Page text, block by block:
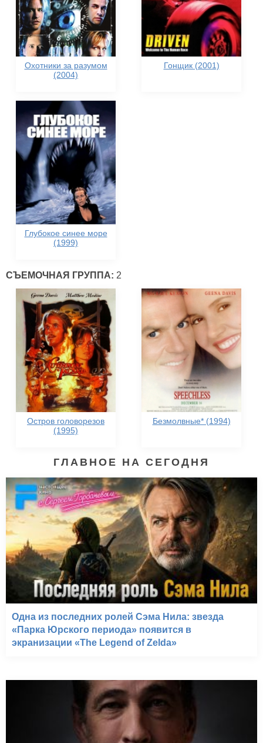
Охотники за разумом
(2004)
Гонщик (2001)
Глубокое синее море
(1999)
СЪЕМОЧНАЯ ГРУППА: 2
Остров головорезов
(1995)
Безмолвные* (1994)
ГЛАВНОЕ НА СЕГОДНЯ
Одна из последних ролей Сэма Нила: звезда
«Парка Юрского периода» появится в
экранизации «The Legend of Zelda»